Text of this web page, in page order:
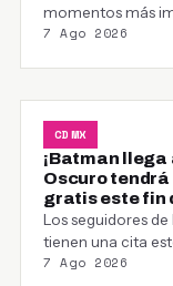
momentos más
7 Ago 2026
CDMX
¡Batman llega
Oscuro
gratis este fin
Los seguidores
tienen una cita
7 Ago 2026